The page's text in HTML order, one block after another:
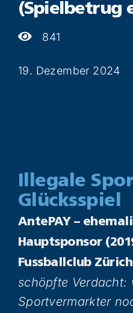
(Spielbetrug
841
19. Dezember 2024
Illegale
Glücksspiel
AntePAY –
Hauptsponsor
Fussballclub Zürich
schöpfte Verdacht:
Sportvermarkter